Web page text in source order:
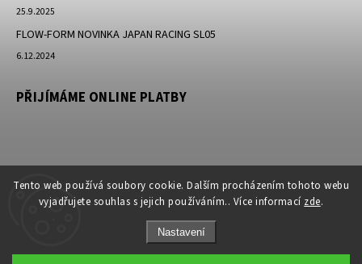
Tento web používá soubory cookie. Dalším procházením tohoto webu
vyjadřujete souhlas s jejich používáním.. Více informací zde.
Nastavení
25.9.2025
FLOW-FORM NOVINKA JAPAN RACING SL05
6.12.2024
PŘIJÍMÁME ONLINE PLATBY